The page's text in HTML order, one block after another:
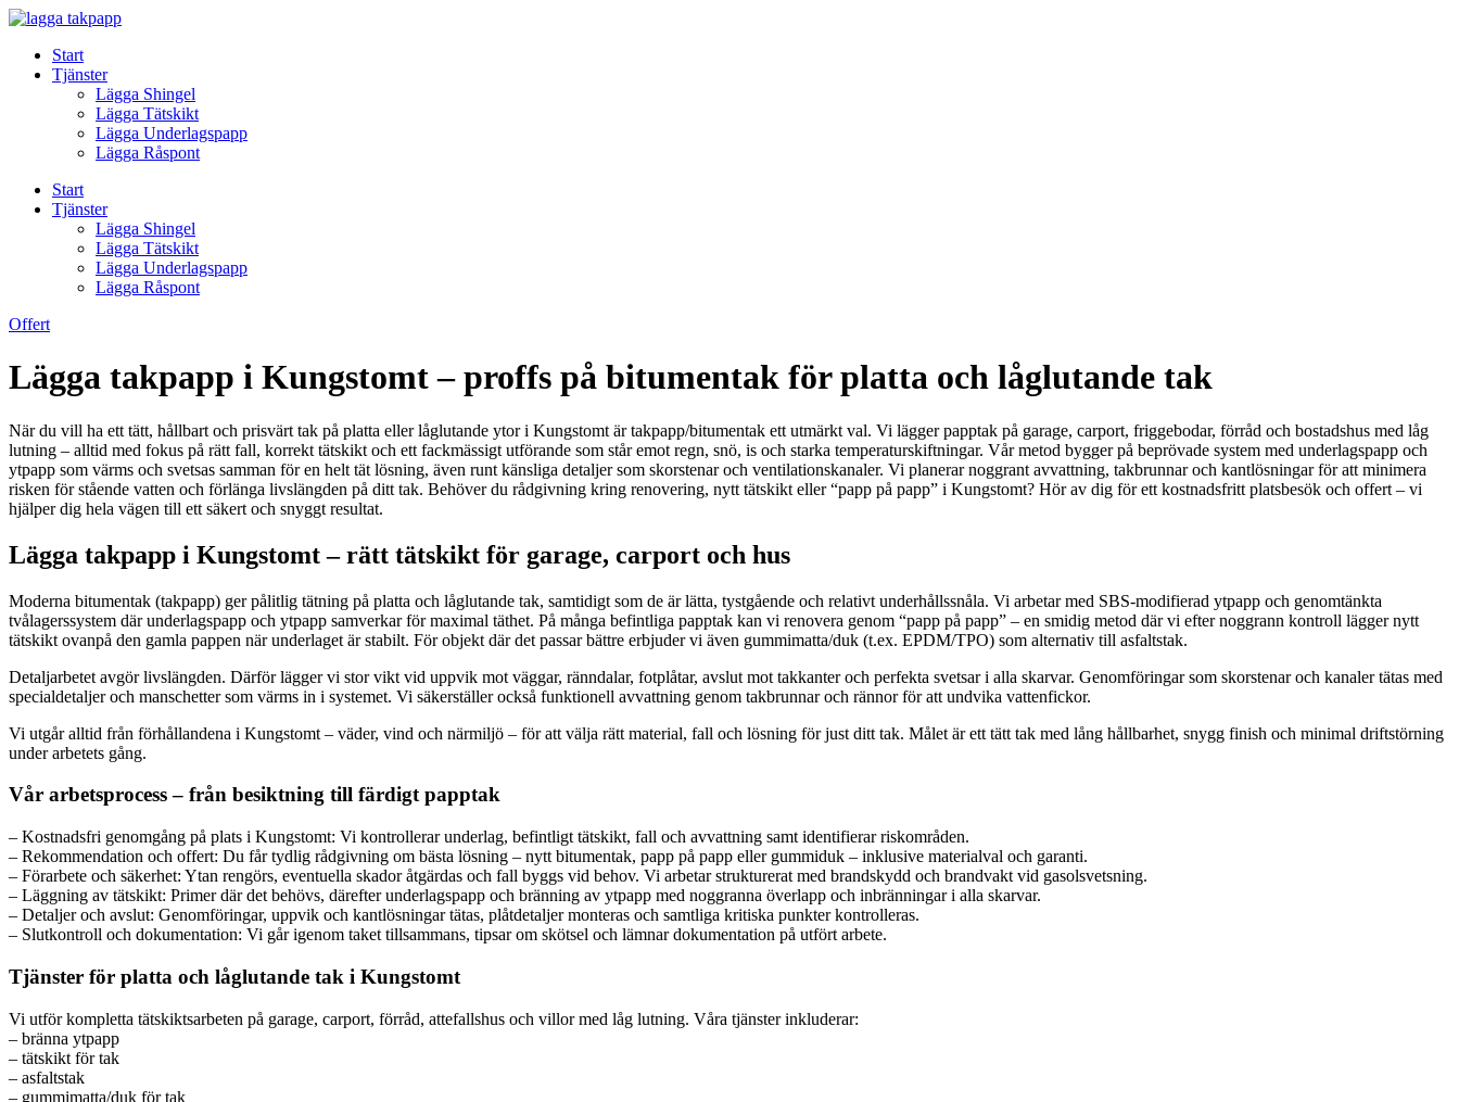
Skip
contentStart
Tjänster
Lägga Shingel
Lägga Tätskikt
Lägga Underlagspapp
Lägga Råspont
Start
Tjänster
Lägga Shingel
Lägga Tätskikt
Lägga Underlagspapp
Lägga Råspont
Offert
Lägga takpapp i Kungstomt – proffs på bitumentak för platta och låglutande tak
När du vill ha ett tätt, hållbart och prisvärt tak på platta eller låglutande ytor i Kungstomt är takpapp/bitumentak ett utmärkt val. Vi lägger papptak på garage, carport, friggebodar, förråd och bostadshus med låg
lutning – alltid med fokus på rätt fall, korrekt tätskikt och ett fackmässigt utförande som står emot regn, snö, is och starka temperaturskiftningar. Vår metod bygger på beprövade system med underlagspapp och
ytpapp som värms och svetsas samman för en helt tät lösning, även runt känsliga detaljer som skorstenar och ventilationskanaler. Vi planerar noggrant avvattning, takbrunnar och kantlösningar för att minimera
risken för stående vatten och förlänga livslängden på ditt tak. Behöver du rådgivning kring renovering, nytt tätskikt eller “papp på papp” i Kungstomt? Hör av dig för ett kostnadsfritt platsbesök och offert – vi
hjälper dig hela vägen till ett säkert och snyggt resultat.
Lägga takpapp i Kungstomt – rätt tätskikt för garage, carport och hus
Moderna bitumentak (takpapp) ger pålitlig tätning på platta och låglutande tak, samtidigt som de är lätta, tystgående och relativt underhållssnåla. Vi arbetar med SBS-modifierad ytpapp och genomtänkta
tvålagerssystem där underlagspapp och ytpapp samverkar för maximal täthet. På många befintliga papptak kan vi renovera genom “papp på papp” – en smidig metod där vi efter noggrann kontroll lägger nytt
tätskikt ovanpå den gamla pappen när underlaget är stabilt. För objekt där det passar bättre erbjuder vi även gummimatta/duk (t.ex. EPDM/TPO) som alternativ till asfaltstak.
Detaljarbetet avgör livslängden. Därför lägger vi stor vikt vid uppvik mot väggar, ränndalar, fotplåtar, avslut mot takkanter och perfekta svetsar i alla skarvar. Genomföringar som skorstenar och kanaler tätas med
specialdetaljer och manschetter som värms in i systemet. Vi säkerställer också funktionell avvattning genom takbrunnar och rännor för att undvika vattenfickor.
Vi utgår alltid från förhållandena i Kungstomt – väder, vind och närmiljö – för att välja rätt material, fall och lösning för just ditt tak. Målet är ett tätt tak med lång hållbarhet, snygg finish och minimal driftstörning
under arbetets gång.
Vår arbetsprocess – från besiktning till färdigt papptak
– Kostnadsfri genomgång på plats i Kungstomt: Vi kontrollerar underlag, befintligt tätskikt, fall och avvattning samt identifierar riskområden.
– Rekommendation och offert: Du får tydlig rådgivning om bästa lösning – nytt bitumentak, papp på papp eller gummiduk – inklusive materialval och garanti.
– Förarbete och säkerhet: Ytan rengörs, eventuella skador åtgärdas och fall byggs vid behov. Vi arbetar strukturerat med brandskydd och brandvakt vid gasolsvetsning.
– Läggning av tätskikt: Primer där det behövs, därefter underlagspapp och bränning av ytpapp med noggranna överlapp och inbränningar i alla skarvar.
– Detaljer och avslut: Genomföringar, uppvik och kantlösningar tätas, plåtdetaljer monteras och samtliga kritiska punkter kontrolleras.
– Slutkontroll och dokumentation: Vi går igenom taket tillsammans, tipsar om skötsel och lämnar dokumentation på utfört arbete.
Tjänster för platta och låglutande tak i Kungstomt
Vi utför kompletta tätskiktsarbeten på garage, carport, förråd, attefallshus och villor med låg lutning. Våra tjänster inkluderar:
– bränna ytpapp
– tätskikt för tak
– asfaltstak
– gummimatta/duk för tak